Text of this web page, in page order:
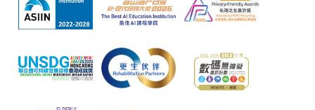
申請人可親臨學院任何一所報名中心，以 VISA 或
Mastercard（包括「香港大學專業進修學院
Mastercard卡持有人，如報讀課程滿港幣2,000元，可
享有十個月免息分期付款優惠，惟課程申請人必須為
信用卡持有人。詳情請向學院報名中心職員查詢。